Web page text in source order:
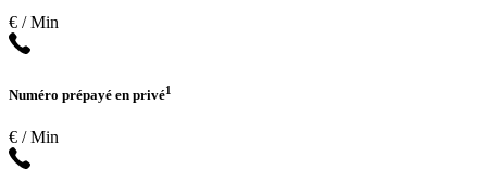
€ / Min
Numéro prépayé en privé1
€ / Min